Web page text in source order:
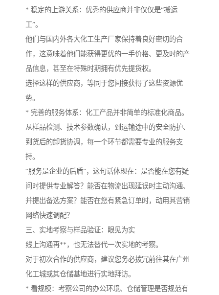
* 稳定的上游关系：优秀的供应商并非仅仅是“搬运
工”。
他们与国内外各大化工生产厂家保持着良好密切的合
作，这意味着他们能获得更优的一手价格、更及时的产
品信息，甚至在特殊时期拥有优先提货权。
选择这样的供应商，等同于您间接获得了这些资源优
势。
* 完善的服务体系：化工产品并非简单的标准化商品。
从样品检测、技术参数确认，到运输途中的安全防护、
到货后的卸货协调，每一个环节都需要专业的服务支
持。
“服务是企业的后盾”，这句话体现在：是否能在您有疑
问时提供专业解答？能否在物流出现延误时主动沟通、
并提出备选方案？能否在您有紧急订单时，动用其营销
网络快速调配？
三、实地考察与样品验证：眼见为实
线上沟通再**，也无法替代一次实地的考察。
对于初次合作的供应商，建议您务必拨冗前往其在广州
化工城或其仓储基地进行实地拜访。
* 看规模：考察公司的办公环境、仓储管理是否规范有